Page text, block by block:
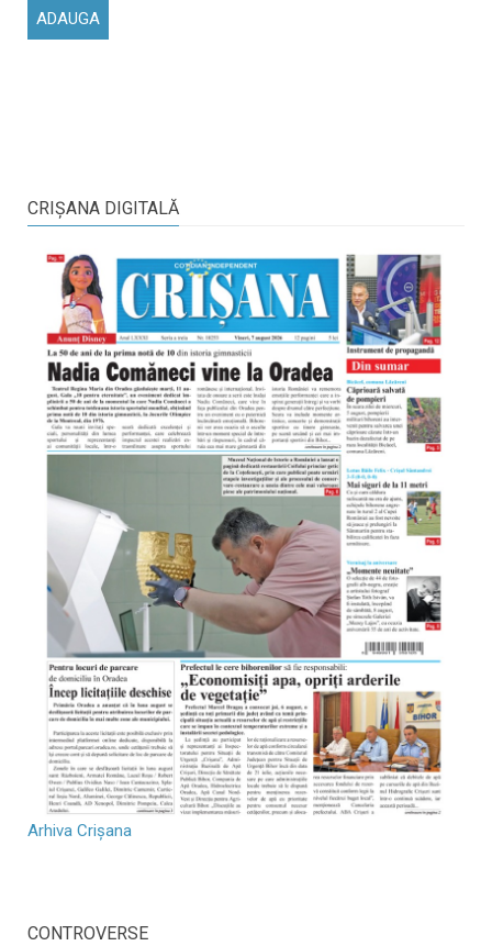
CRIŞANA DIGITALĂ
Arhiva Crișana
CONTROVERSE